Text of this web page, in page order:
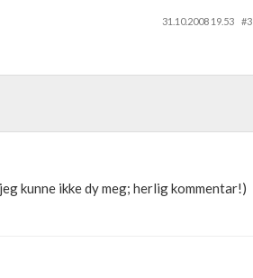
31.10.2008 19.53
#3
kunne ikke dy meg; herlig kommentar!)